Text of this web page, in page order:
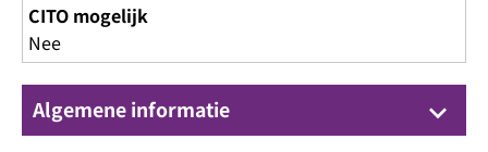
CITO mogelijk
Nee
Algemene informatie keyboard_arrow_down